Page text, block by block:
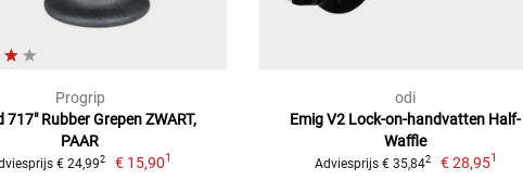
Progrip
717" Rubber Grepen ZWART,
PAAR
€ 24,992 € 15,901
odi
Emig V2 Lock-on-handvatten Half-
Waffle
Adviesprijs € 35,842 € 28,951